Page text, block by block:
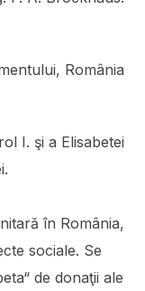
România
I. şi a Elisabetei
în România,
sociale. Se
de donaţii ale